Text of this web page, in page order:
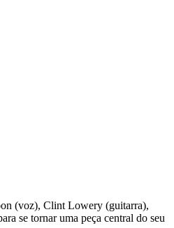
(voz), Clint Lowery (guitarra),
se tornar uma peça central do seu